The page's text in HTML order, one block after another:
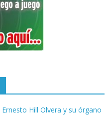
Ernesto Hill Olvera y su órgano